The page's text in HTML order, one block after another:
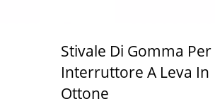
Stivale Di Gomma Per
Interruttore A Leva In
Ottone